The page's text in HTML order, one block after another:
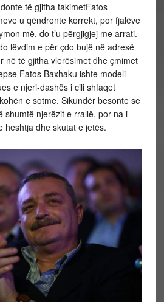
të gjitha takimetFatos
u qëndronte korrekt, por fjalëve
më, do t’u përgjigjej me arrati.
lëvdim e për çdo bujë në adresë
në të gjitha vlerësimet dhe çmimet
Fatos Baxhaku ishte modeli
e njeri-dashës i cili shfaqet
e sotme. Sikundër besonte se
shumtë njerëzit e rrallë, por na i
heshtja dhe skutat e jetës.